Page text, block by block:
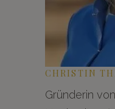
CHRISTIN
Gründerin